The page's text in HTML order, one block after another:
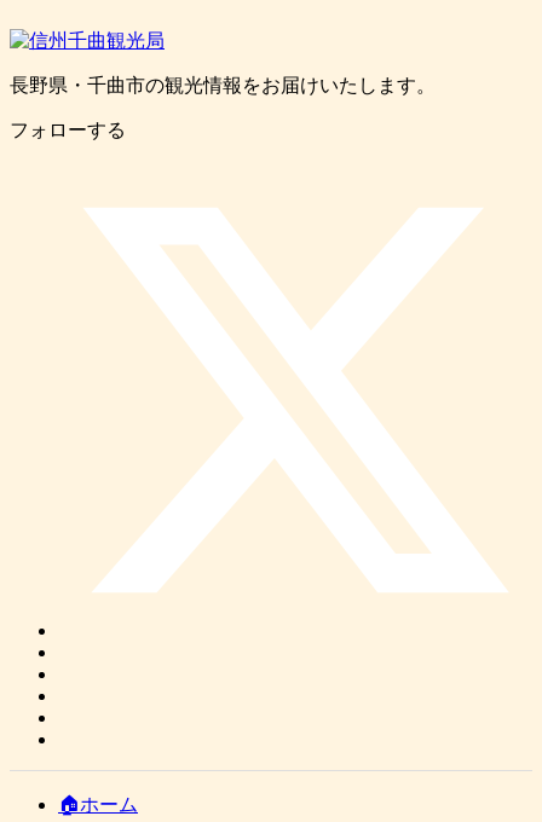
長野県・千曲市の観光情報をお届けいたします。
フォローする
🏠ホーム